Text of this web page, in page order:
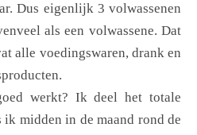
Dus eigenlijk 3 volwassenen
als een volwassene. Dat
alle voedingswaren, drank en
werkt? Ik deel het totale
midden in de maand rond de